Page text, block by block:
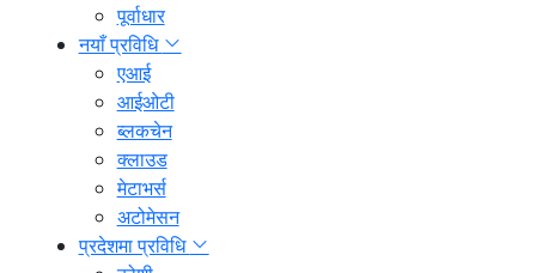
पूर्वाधार
नयाँ प्रविधि
एआई
आईओटी
ब्लकचेन
क्लाउड
मेटाभर्स
अटोमेसन
प्रदेशमा प्रविधि